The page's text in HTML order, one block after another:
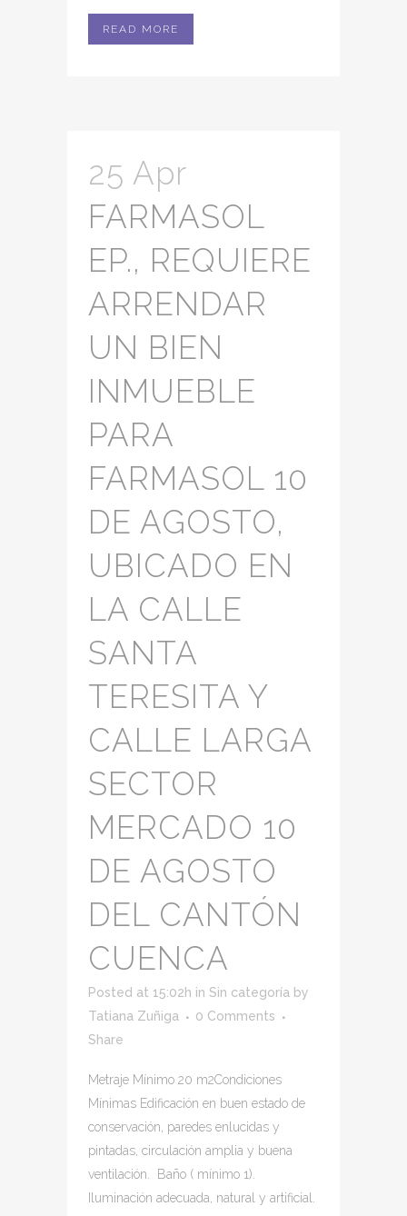
READ MORE
25 Apr
FARMASOL
EP., REQUIERE
ARRENDAR
UN BIEN
INMUEBLE
PARA
FARMASOL 10
DE AGOSTO,
UBICADO EN
LA CALLE
SANTA
TERESITA Y
CALLE LARGA
SECTOR
MERCADO 10
DE AGOSTO
DEL CANTÓN
CUENCA
Posted at 15:02h in Sin categoría by
Tatiana Zuñiga
0 Comments
Share
Metraje Mínimo 20 m2Condiciones
Mínimas Edificación en buen estado de
conservación, paredes enlucidas y
pintadas, circulación amplia y buena
ventilación. Baño ( mínimo 1).
Iluminación adecuada, natural y artificial.